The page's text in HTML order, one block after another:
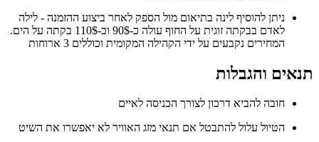
ניתן להוסיף לינה בתיאום מול הספק לאחר ביצוע ההזמנה - לילה
לאדם בבקתה זוגית על החוף עולה כ-90$ וכ-110$ בקתה על הים.
המחירים נקבעים על ידי הקהילה המקומית וכוללים 3 ארוחות
תנאים והגבלות
חובה להביא דרכון לצורך הכניסה לאיים
הטיול עלול להתבטל אם תנאי מזג האוויר לא יאפשרו את השיט